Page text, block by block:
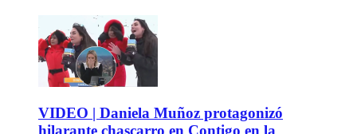
VIDEO | Daniela Muñoz protagonizó
hilarante chascarro en Contigo en la